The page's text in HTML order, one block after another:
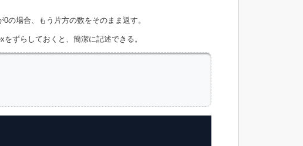
0の場合、もう片方の数をそのまま返す。
ずらしておくと、簡潔に記述できる。